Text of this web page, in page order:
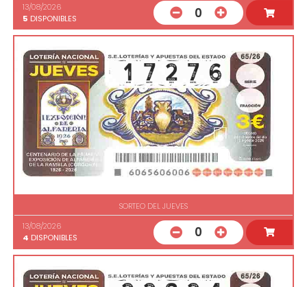
13/08/2026
5 DISPONIBLES 0
SORTEO DEL JUEVES
13/08/2026
4 DISPONIBLES 0